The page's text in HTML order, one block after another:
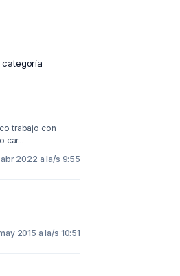
categoría
trabajo con
car...
2022 a la/s 9:55
2015 a la/s 10:51